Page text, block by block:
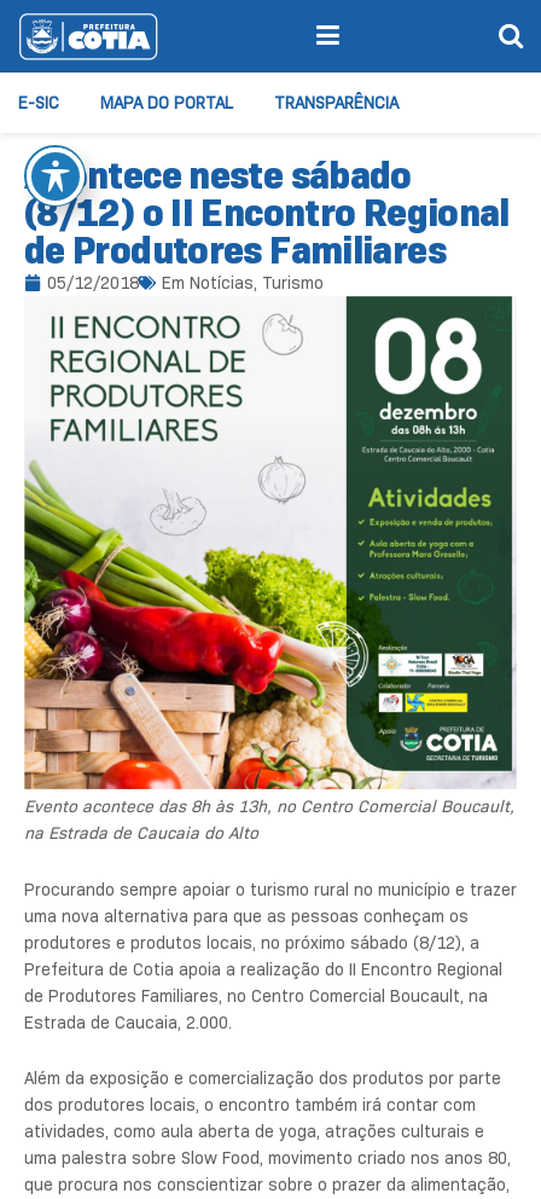
E-SIC MAPA DO PORTAL TRANSPARÊNCIA
Acontece neste sábado
(8/12) o II Encontro Regional
de Produtores Familiares
05/12/2018 Em Notícias, Turismo
Evento acontece das 8h às 13h, no Centro Comercial Boucault,
na Estrada de Caucaia do Alto
Procurando sempre apoiar o turismo rural no município e trazer
uma nova alternativa para que as pessoas conheçam os
produtores e produtos locais, no próximo sábado (8/12), a
Prefeitura de Cotia apoia a realização do II Encontro Regional
de Produtores Familiares, no Centro Comercial Boucault, na
Estrada de Caucaia, 2.000.
Além da exposição e comercialização dos produtos por parte
dos produtores locais, o encontro também irá contar com
atividades, como aula aberta de yoga, atrações culturais e
uma palestra sobre Slow Food, movimento criado nos anos 80,
que procura nos conscientizar sobre o prazer da alimentação,